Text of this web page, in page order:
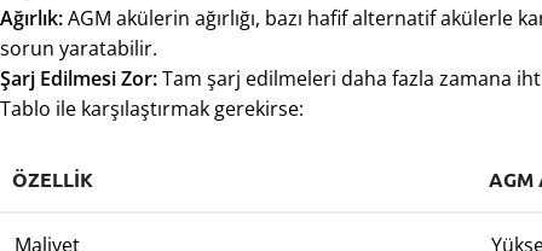
Ağırlık:AGM akülerin ağırlığı, bazı hafif alternatif akülerle
sorun yaratabilir.
Şarj Edilmesi Zor:Tam şarj edilmeleri daha fazla zamana
Tablo ile karşılaştırmak gerekirse:
ÖZELLIK AGM
Maliyet